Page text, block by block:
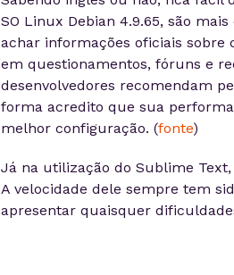
SO Linux Debian 4.9.65, são
achar informações oficiais sobre
em questionamentos, fóruns e
desenvolvedores recomendam
forma acredito que sua
melhor configuração. (fonte)
Já na utilização do Sublime
A velocidade dele sempre tem
apresentar quaisquer